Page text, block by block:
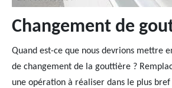
Changement de
Quand est-ce que nous devrions mettre
de changement de la gouttière ?
une opération à réaliser dans le plus